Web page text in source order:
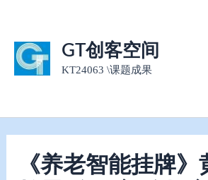
GT创客空间
KT24063 \课题成果
《养老智能挂牌